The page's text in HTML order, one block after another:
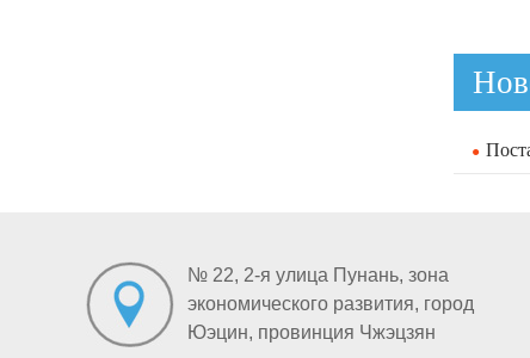
№ 22, 2-я улица Пунань, зона
экономического развития, город
Юэцин, провинция Чжэцзян